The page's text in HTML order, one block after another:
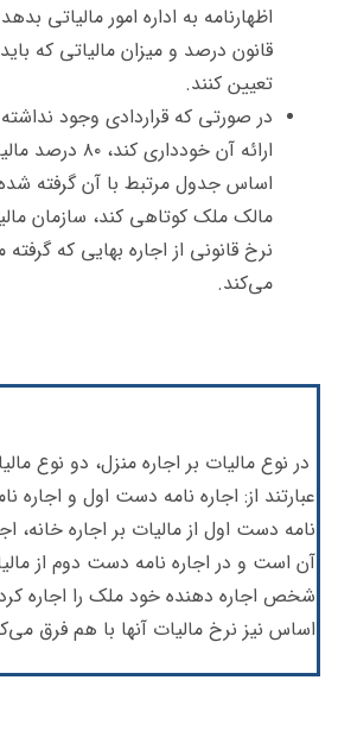
اظهارنامه به اداره امور مالیاتی
قانون درصد و میزان مالیاتی که
تعیین کنند.
در صورتی که قراردادی وجود
ارائه آن خودداری
اساس جدول مرتبط با آن گرفته
مالک ملک کوتاهی کند، سازمان
نرخ قانونی از اجاره بهایی که
می‌کند.
در نوع مالیات بر اجاره منزل، دو نوع
عبارتند از: اجاره نامه دست اول و اجاره
نامه دست اول از مالیات بر اجاره خانه،
آن است و در اجاره نامه دست دوم از
شخص اجاره دهنده خود ملک را اجاره
اساس نیز نرخ مالیات آنها با هم فرق